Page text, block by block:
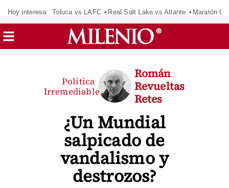
Hoy interesa: Toluca vs LAFC Real Salt Lake vs Atlante Maratón
¿Un Mundial
salpicado de
vandalismo y
destrozos?
Política
Irremediable
Román
Revueltas
Retes